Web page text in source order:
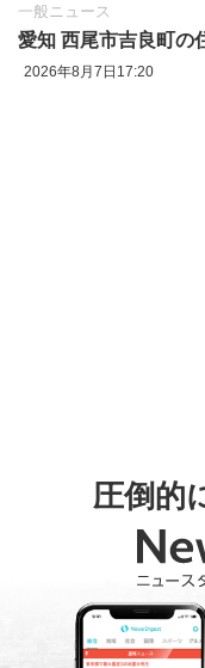
一般ニュース
愛知 西尾市吉良町の
2026年8月7日17:20
圧倒的